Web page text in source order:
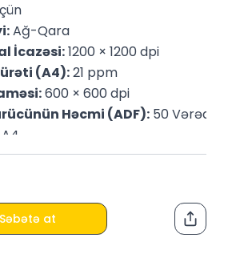
Ağ-Qara
İcazəsi: 1200 × 1200 dpi
(A4): 21 ppm
600 × 600 dpi
Həcmi (ADF): 50 Vərəq
A4
Səbətə at